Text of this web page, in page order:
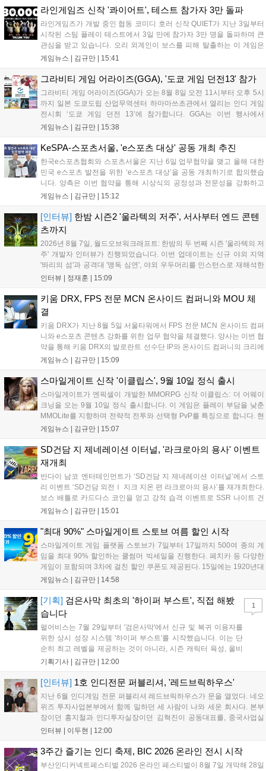
이다. 회사는 비용 효율화와 신작 흥행을 통해 하반기 실적 턴어라운드
를 이끌 방침이다....
라인게임즈 신작 '콰이어트', 테스트 참가자 3만 돌파
라인게임즈가 개발 중인 협동 코미디 호러 신작 QUIET가 지난 3일부터
시작된 스팀 플레이 테스트에서 3일 만에 참가자 3만 명을 돌파하며 큰
관심을 받고 있습니다. 오리 외계인이 보스를 피해 탈출하는 이 게임은
최대 4인 협동을 지원하며, 소음 관리와 물리 법칙을 활용한 전략적 플레
을 개선 중이며, 상세 정보는 스팀 페이지에서 확인 가능합니다....
게임뉴스 | 김규만 15:41
그라비티 게임 어라이즈(GGA), '도쿄 게임 던전13' 참가
그라비티 게임 어라이즈(GGA)가 오는 8월 8일 오전 11시부터 오후 5시
까지 일본 도쿄도립 산업무역센터 하마마쓰초관에서 열리는 인디 게임
전시회 ‘도쿄 게임 던전 13’에 참가합니다. GGA는 이번 행사에서
‘JALECO ARCADE COLLECTION’ 시리즈의 미공개 작품 12종을 최초
입니다. 시연 참여 관람객에게는 선착순으로 특별 굿즈를 증정하며, 인
디 게임 생태계 활성화와 신규 타이틀 반응 확인을 목표로 합니다....
게임뉴스 | 김규만 15:38
KeSPA-스포츠서울, 'e스포츠 대상' 공동 개최 추진
한국e스포츠협회와 스포츠서울은 지난 6일 업무협약을 맺고 올해 대한
민국 e스포츠 발전을 위한 ‘e스포츠 대상’을 공동 개최하기로 합의했습
니다. 양측은 이번 협약을 통해 시상식의 공정성과 전문성을 강화하고
MZ세대를 겨냥한 미디어 영향력을 확대해 e스포츠 전 종목을 아우르는
되는 이번 시상식이 e스포츠의 성과와 가치를 널리 알리는 권위 있는 행
사가 되도록 노력하겠다고 밝혔습니다....
게임뉴스 | 김규만 15:12
[인터뷰] 한밤 시즌2 '울라텍의 저주', 서사부터 엔드 콘텐
츠까지
2026년 8월 7일, 월드오브워크래프트: 한밤의 두 번째 시즌 '울라텍의 저
주' 개발자 인터뷰가 진행되었습니다. 이번 업데이트는 신규 야외 지역
'똬리의 섬'과 공격대 '맹독 심연', 야외 우두머리를 인스턴스로 재해석한
'소굴'을 포함합니다. 개발진은 하우징 시스템 개선 및 신화+ 던전 로테이
를 표했습니다....
인터뷰 | 정재훈 15:09
키움 DRX, FPS 전문 MCN 온사이드 컴퍼니와 MOU 체
결
키움 DRX가 지난 8월 5일 서울타워에서 FPS 전문 MCN 온사이드 컴퍼
니와 e스포츠 콘텐츠 강화를 위한 업무 협약을 체결했다. 양사는 이번 협
약을 통해 키움 DRX의 발로란트 선수단 IP와 온사이드 컴퍼니의 크리에
이터 네트워크를 결합하여 정규 및 특별 콘텐츠를 공동 기획한다. 또한
오프라인 연계 프로그램을 순차적으로 선보이며 e스포츠 생태계 확장에
나설 계획이다....
게임뉴스 | 김규만 15:09
스마일게이트 신작 '이클립스', 9월 10일 정식 출시
스마일게이트가 엔픽셀이 개발한 MMORPG 신작 이클립스: 더 어웨이
크닝을 오는 9월 10일 정식 출시합니다. 이 게임은 플레이 부담을 낮춘
MMOLite를 지향하며 전략적 전투와 선택형 PvP를 특징으로 합니다. 현
재 공식 홈페이지와 앱 마켓에서 사전등록을 진행 중이며 참여자에게는
주차별 스페셜 쿠폰과 한정 스킨, 경품 이벤트 등 풍성한 혜택을 마련해
이용자들의 기대를 모으고 있습니다....
게임뉴스 | 김규만 15:07
SD건담 지 제네레이션 이터널, '라크로아의 용사' 이벤트
재개최
반다이 남코 엔터테인먼트가 ‘SD건담 지 제네레이션 이터널’에서 스토
리 이벤트 ‘SD건담 외전Ⅰ 지크 지온 편 라크로아의 용사’를 재개최한다.
보스 배틀로 카드다스 코인을 얻고 강적 습격 이벤트로 SSR 나이트 건
담을 획득할 수 있다. 로그인 보너스로 최대 다이아 3,000개를 지급하며,
원 증정한다. 또한 9월 30일까지 공식 유튜브에서 특별 프로그램을 시청
할 수 있다....
게임뉴스 | 김규만 15:01
"최대 90%" 스마일게이트 스토브 여름 할인 시작
스마일게이트 게임 플랫폼 스토브가 7일부터 17일까지 500여 종의 게
임을 최대 90% 할인하는 쿨썸머 빅세일을 진행한다. 페치카 등 다양한
게임이 포함되며 3차에 걸친 할인 쿠폰도 제공된다. 15일에는 1920년대
경성 배경의 신작 그날의 신문이 출시되며, 15일부터 17일까지는 국내
은 공식 페이지에서 확인 가능하다....
게임뉴스 | 김규만 14:58
[기획] 검은사막 최초의 '하이퍼 부스트', 직접 해봤
습니다
펄어비스는 7월 29일부터 '검은사막'에서 신규 및 복귀 이용자를
위한 상시 성장 시스템 '하이퍼 부스트'를 시작했습니다. 이는 단
순히 최고 레벨을 제공하는 것이 아니라, 시즌 캐릭터 육성, 올비
아 아카데미 수료, 아침의 나라 설화 진행 등 4단계 과정을 통해
용자는 과제를 완수하며 동(V) 투발라 장비와 검은별 무기, 카라
자드 장신구 등을 획득해 주요 콘텐츠에 진입할 수 있습니다....
기획기사 | 김규만 12:00
1
[인터뷰] 1호 인디전문 퍼블리셔, '레드브릭하우스'
지난 6월 인디게임 전문 퍼블리셔 레드브릭하우스가 문을 열었다. 네오
위즈 투자사업본부에서 함께 일하던 세 사람이 나와 세운 회사다. 본부
장이던 홍지철과 인디투자실장이던 김혁진이 공동대표를, 중국사업실
장이던 이민정이 이사를 맡았다. 출범 한 달여 만에 위메이드맥스의 전
들어왔다. 서비스 중인...
인터뷰 | 이두현 12:00
3주간 즐기는 인디 축제, BIC 2026 온라인 전시 시작
부산인디커넥트페스티벌 2026 온라인 페스티벌이 8월 7일 개막해 28일